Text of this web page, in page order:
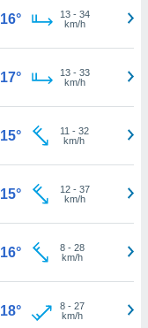
16° 13- 34
km/h
17° 13- 33
km/h
15° 11 - 32
km/h
15° 12- 37
km/h
16° 8- 28
km/h
18° 8- 27
km/h